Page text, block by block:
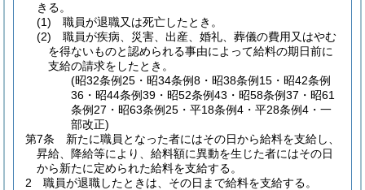
きる。
(1)
職員が退職又は死亡したとき。
(2)
職員が疾病、災害、出産、婚礼、葬儀の費用又はやむ
を得ないものと認められる事由によって給料の期日前に
支給の請求をしたとき。
(昭32条例25・昭34条例8・昭38条例15・昭42条例
36・昭44条例39・昭52条例43・昭58条例37・昭61
条例27・昭63条例25・平18条例4・平28条例4・一
部改正)
第7条
新たに職員となった者にはその日から給料を支給し、
昇給、降給等により、給料額に異動を生じた者にはその日
から新たに定められた給料を支給する。
2
職員が退職したときは、その日まで給料を支給する。